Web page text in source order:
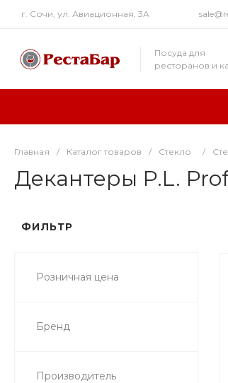
г. Сочи, ул. Авиационная, 3А
Посуда для
ресторанов и
Главная / Каталог товаров / Стекло /
Декантеры P.L.
ФИЛЬТР
Розничная цена
Бренд
Производитель